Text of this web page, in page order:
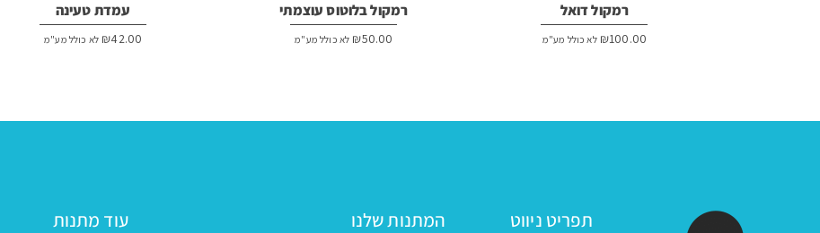
רמקול דואל
₪100.00 לא כולל מע"מ
רמקול בלוטוס עוצמתי
₪50.00 לא כולל מע"מ
עמדת טעינה
₪42.00 לא כולל מע"מ
תפריט ניווט המתנות שלנו עוד מתנות